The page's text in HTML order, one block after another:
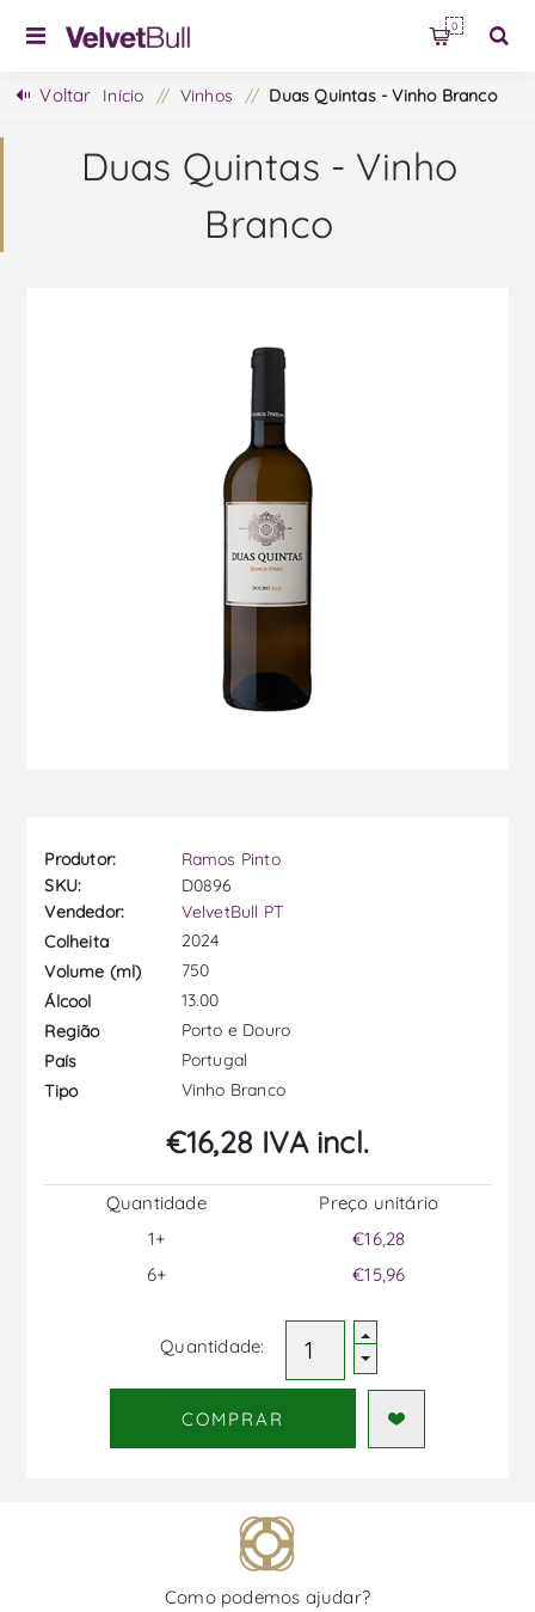
0
Voltar Início / Vinhos / Duas Quintas - Vinho Branco
Duas Quintas - Vinho
Branco
Produtor:
Ramos Pinto
SKU:
D0896
Vendedor:
VelvetBull PT
Colheita
2024
Volume (ml)
750
Álcool
13.00
Região
Porto e Douro
País
Portugal
Tipo
Vinho Branco
€16,28 IVA incl.
Quantidade
1+
6+
Preço unitário
€16,28
€15,96
Quantidade:
COMPRAR
Como podemos ajudar?